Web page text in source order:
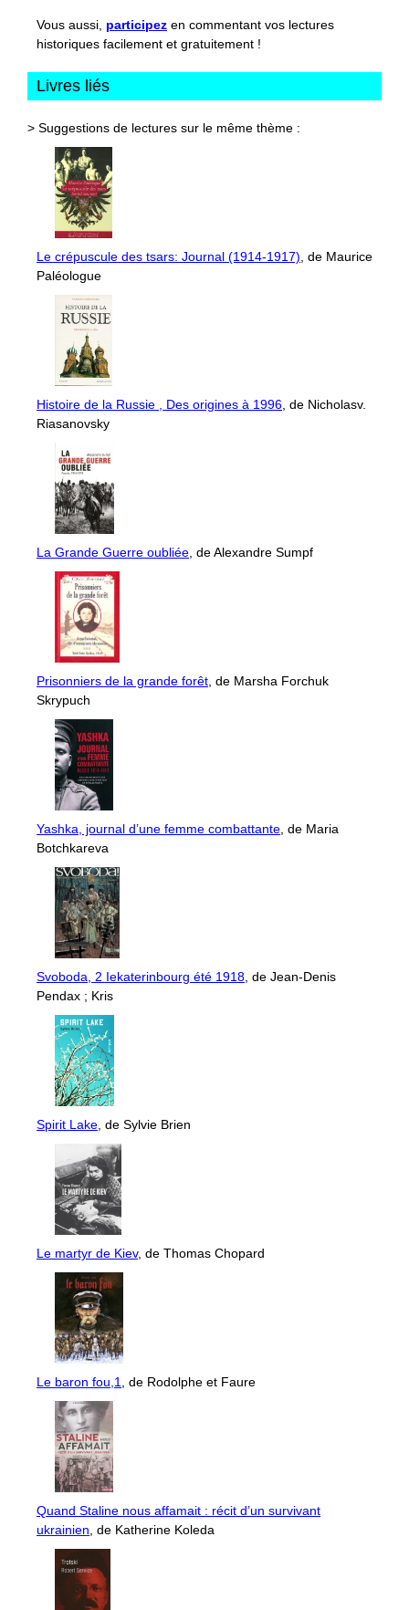
Vous aussi, participez en commentant vos lectures
historiques facilement et gratuitement !
Livres liés
> Suggestions de lectures sur le même thème :
Le crépuscule des tsars: Journal (1914-1917) , de Maurice
Paléologue
Histoire de la Russie , Des origines à 1996 , de Nicholasv.
Riasanovsky
La Grande Guerre oubliée , de Alexandre Sumpf
Prisonniers de la grande forêt , de Marsha Forchuk
Skrypuch
Yashka, journal d’une femme combattante , de Maria
Botchkareva
Svoboda, 2 Iekaterinbourg été 1918 , de Jean-Denis
Pendax ; Kris
Spirit Lake , de Sylvie Brien
Le martyr de Kiev, de Thomas Chopard
Le baron fou,1 , de Rodolphe et Faure
Quand Staline nous affamait : récit d’un survivant
ukrainien , de Katherine Koleda